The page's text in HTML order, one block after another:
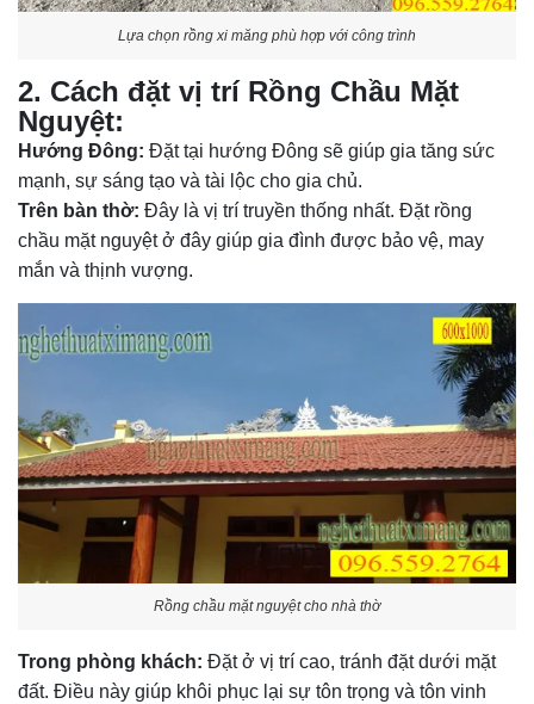
Lựa chọn rồng xi măng phù hợp với công trình
2. Cách đặt vị trí Rồng Chầu Mặt
Nguyệt:
Hướng Đông: Đặt tại hướng Đông sẽ giúp gia tăng sức
mạnh, sự sáng tạo và tài lộc cho gia chủ.
Trên bàn thờ: Đây là vị trí truyền thống nhất. Đặt rồng
chầu mặt nguyệt ở đây giúp gia đình được bảo vệ, may
mắn và thịnh vượng.
Rồng chầu mặt nguyệt cho nhà thờ
Trong phòng khách: Đặt ở vị trí cao, tránh đặt dưới mặt
đất. Điều này giúp khôi phục lại sự tôn trọng và tôn vinh